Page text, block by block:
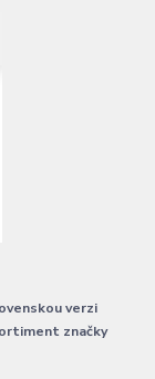
verzi
značky